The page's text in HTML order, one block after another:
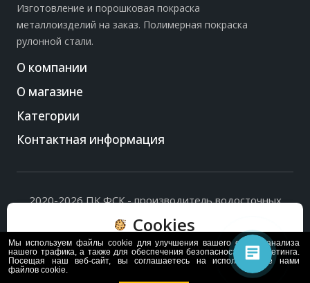
Изготовление и порошковая покраска
металлоизделий на заказ. Полимерная покраска
рулонной стали.
О компании
О магазине
Категории
Контактная информация
2020-2026 ПК ФСК - производитель водосточных
Политика обработки персональных данных
на их обработку.
Cookies
Пользуясь сайтом, вы соглашаетесь с политикой
обработки и хранения данных Cookie
Мы используем файлы cookie для улучшения вашего опыта, анализа
нашего трафика, а также для обеспечения безопасности и маркетинга.
Посещая наш веб-сайт, вы соглашаетесь на использование нами
файлов cookie.